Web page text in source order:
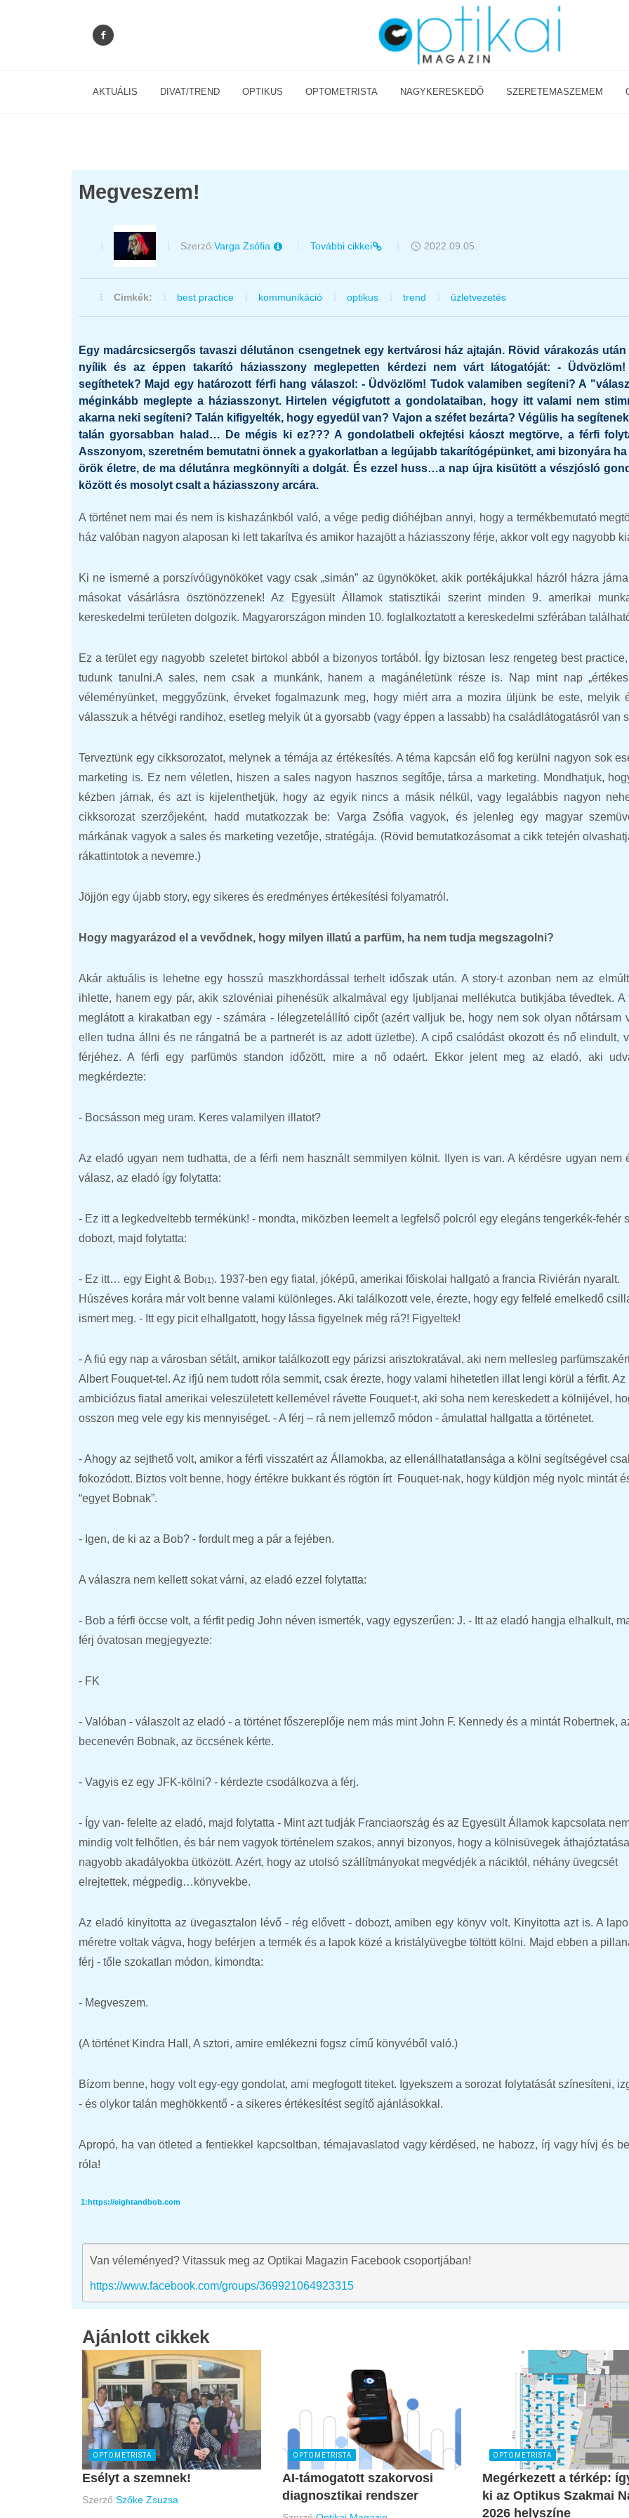
AKTUÁLIS DIVAT/TREND OPTIKUS OPTOMETRISTA NAGYKERESKEDŐ SZERETEMASZEMEM
Megveszem!
Szerző:Varga Zsófia További cikkei 2022.09.05.
Cimkék: best practice kommunikáció optikus trend üzletvezetés
Egy madárcsicsergős tavaszi délutánon csengetnek egy kertvárosi ház ajtaján. Rövid várakozás után
nyílik és az éppen takarító háziasszony meglepetten kérdezi nem várt látogatóját: - Üdvözlöm!
segíthetek? Majd egy határozott férfi hang válaszol: - Üdvözlöm! Tudok valamiben segíteni? A
méginkább meglepte a háziasszonyt. Hirtelen végigfutott a gondolataiban, hogy itt valami nem
akarna neki segíteni? Talán kifigyelték, hogy egyedül van? Vajon a széfet bezárta? Végülis ha
talán gyorsabban halad… De mégis ki ez??? A gondolatbeli okfejtési káoszt megtörve, a férfi
Asszonyom, szeretném bemutatni önnek a gyakorlatban a legújabb takarítógépünket, ami bizonyára ha
örök életre, de ma délutánra megkönnyíti a dolgát. És ezzel huss…a nap újra kisütött a vészjósló
között és mosolyt csalt a háziasszony arcára.
A történet nem mai és nem is kishazánkból való, a vége pedig dióhéjban annyi, hogy a termékbemutató
ház valóban nagyon alaposan ki lett takarítva és amikor hazajött a háziasszony férje, akkor volt egy nagyobb
Ki ne ismerné a porszívóügynököket vagy csak „simán” az ügynököket, akik portékájukkal házról házra
másokat vásárlásra ösztönözzenek! Az Egyesült Államok statisztikái szerint minden 9. amerikai
kereskedelmi területen dolgozik. Magyarországon minden 10. foglalkoztatott a kereskedelmi szférában
Ez a terület egy nagyobb szeletet birtokol abból a bizonyos tortából. Így biztosan lesz rengeteg best practice,
tudunk tanulni.A sales, nem csak a munkánk, hanem a magánéletünk része is. Nap mint nap
véleményünket, meggyőzünk, érveket fogalmazunk meg, hogy miért arra a mozira üljünk be este, melyik
válasszuk a hétvégi randihoz, esetleg melyik út a gyorsabb (vagy éppen a lassabb) ha családlátogatásról van
Terveztünk egy cikksorozatot, melynek a témája az értékesítés. A téma kapcsán elő fog kerülni nagyon sok
marketing is. Ez nem véletlen, hiszen a sales nagyon hasznos segítője, társa a marketing. Mondhatjuk,
kézben járnak, és azt is kijelenthetjük, hogy az egyik nincs a másik nélkül, vagy legalábbis nagyon
cikksorozat szerzőjeként, hadd mutatkozzak be: Varga Zsófia vagyok, és jelenleg egy magyar
márkának vagyok a sales és marketing vezetője, stratégája. (Rövid bemutatkozásomat a cikk tetején
rákattintotok a nevemre.)
Jöjjön egy újabb story, egy sikeres és eredményes értékesítési folyamatról.
Hogy magyarázod el a vevődnek, hogy milyen illatú a parfüm, ha nem tudja megszagolni?
Akár aktuális is lehetne egy hosszú maszkhordással terhelt időszak után. A story-t azonban nem az
ihlette, hanem egy pár, akik szlovéniai pihenésük alkalmával egy ljubljanai mellékutca butikjába tévedtek. A
meglátott a kirakatban egy - számára - lélegzetelállító cipőt (azért valljuk be, hogy nem sok olyan nőtársam
ellen tudna állni és ne rángatná be a partnerét is az adott üzletbe). A cipő csalódást okozott és nő elindult,
férjéhez. A férfi egy parfümös standon időzött, mire a nő odaért. Ekkor jelent meg az eladó, aki
megkérdezte:
- Bocsásson meg uram. Keres valamilyen illatot?
Az eladó ugyan nem tudhatta, de a férfi nem használt semmilyen kölnit. Ilyen is van. A kérdésre ugyan nem
válasz, az eladó így folytatta:
- Ez itt a legkedveltebb termékünk! - mondta, miközben leemelt a legfelső polcról egy elegáns tengerkék-fehér
dobozt, majd folytatta:
- Ez itt… egy Eight & Bob(1). 1937-ben egy fiatal, jóképű, amerikai főiskolai hallgató a francia Riviérán nyaralt.
Húszéves korára már volt benne valami különleges. Aki találkozott vele, érezte, hogy egy felfelé emelkedő
ismert meg. - Itt egy picit elhallgatott, hogy lássa figyelnek még rá?! Figyeltek!
- A fiú egy nap a városban sétált, amikor találkozott egy párizsi arisztokratával, aki nem mellesleg
Albert Fouquet-tel. Az ifjú nem tudott róla semmit, csak érezte, hogy valami hihetetlen illat lengi körül a férfit. Az
ambiciózus fiatal amerikai veleszületett kellemével rávette Fouquet-t, aki soha nem kereskedett a kölnijével,
osszon meg vele egy kis mennyiséget. - A férj – rá nem jellemző módon - ámulattal hallgatta a történetet.
- Ahogy az sejthető volt, amikor a férfi visszatért az Államokba, az ellenállhatatlansága a kölni segítségével
fokozódott. Biztos volt benne, hogy értékre bukkant és rögtön írt Fouquet-nak, hogy küldjön még nyolc mintát
“egyet Bobnak”.
- Igen, de ki az a Bob? - fordult meg a pár a fejében.
A válaszra nem kellett sokat várni, az eladó ezzel folytatta:
- Bob a férfi öccse volt, a férfit pedig John néven ismerték, vagy egyszerűen: J. - Itt az eladó hangja elhalkult,
férj óvatosan megjegyezte:
- FK
- Valóban - válaszolt az eladó - a történet főszereplője nem más mint John F. Kennedy és a mintát Robertnek,
becenevén Bobnak, az öccsének kérte.
- Vagyis ez egy JFK-kölni? - kérdezte csodálkozva a férj.
- Így van- felelte az eladó, majd folytatta - Mint azt tudják Franciaország és az Egyesült Államok kapcsolata
mindig volt felhőtlen, és bár nem vagyok történelem szakos, annyi bizonyos, hogy a kölnisüvegek
nagyobb akadályokba ütközött. Azért, hogy az utolsó szállítmányokat megvédjék a náciktól, néhány üvegcsét
elrejtettek, mégpedig…könyvekbe.
Az eladó kinyitotta az üvegasztalon lévő - rég elővett - dobozt, amiben egy könyv volt. Kinyitotta azt is. A
méretre voltak vágva, hogy beférjen a termék és a lapok közé a kristályüvegbe töltött kölni. Majd ebben a
férj - tőle szokatlan módon, kimondta:
- Megveszem.
(A történet Kindra Hall, A sztori, amire emlékezni fogsz című könyvéből való.)
Bízom benne, hogy volt egy-egy gondolat, ami megfogott titeket. Igyekszem a sorozat folytatását színesíteni,
- és olykor talán meghökkentő - a sikeres értékesítést segítő ajánlásokkal.
Apropó, ha van ötleted a fentiekkel kapcsoltban, témajavaslatod vagy kérdésed, ne habozz, írj vagy hívj és
róla!
1:https://eightandbob.com
Van véleményed? Vitassuk meg az Optikai Magazin Facebook csoportjában!
https://www.facebook.com/groups/369921064923315
Ajánlott cikkek
OPTOMETRISTA
Esélyt a szemnek!
Szerző:Szőke Zsuzsa
OPTOMETRISTA
AI-támogatott szakorvosi
diagnosztikai rendszer
OPTOMETRISTA
Megérkezett a térkép:
ki az Optikus Szakmai
2026 helyszíne